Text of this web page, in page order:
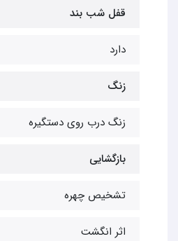
قفل شب بند
دارد
زنگ
زنگ درب روی دستگیره
بازگشایی
تشخیص چهره
اثر انگشت